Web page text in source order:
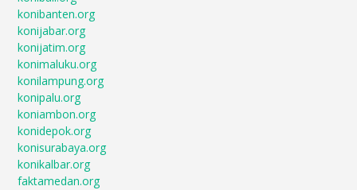
konibanten.org
konijabar.org
konijatim.org
konimaluku.org
konilampung.org
konipalu.org
koniambon.org
konidepok.org
konisurabaya.org
konikalbar.org
faktamedan.org